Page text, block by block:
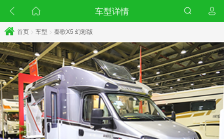
车型详情
首页 > 车型 > 秦歌X5 幻彩版